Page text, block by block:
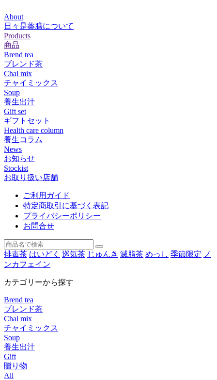
About
日々是薬膳について
Products
商品
Brend tea
ブレンド茶
Chai mix
チャイミックス
Soup
養生出汁
Gift set
ギフトセット
Health care column
養生コラム
News
お知らせ
Stockist
お取り扱い店舗
ご利用ガイド
特定商取引に基づく表記
プライバシーポリシー
お問合せ
排毒茶 はいどく 巡気茶 じゅんき 滅脂茶 めっし 季節限定 ノ
ンカフェイン
カテゴリーから探す
Brend tea
ブレンド茶
Chai mix
チャイミックス
Soup
養生出汁
Gift
贈り物
All